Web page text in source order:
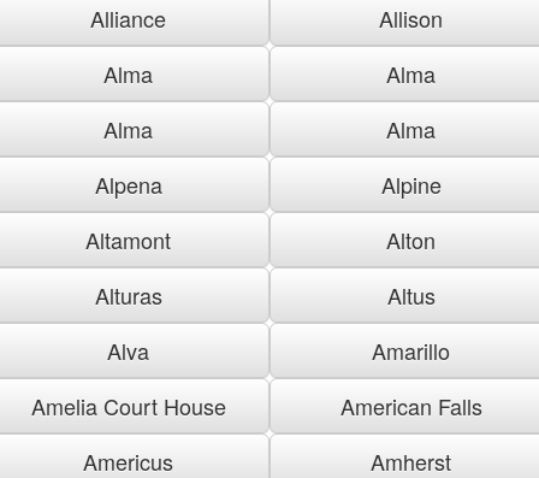
Alliance
Allison
Alma
Alma
Alma
Alma
Alpena
Alpine
Altamont
Alton
Alturas
Altus
Alva
Amarillo
Amelia Court House
American Falls
Americus
Amherst